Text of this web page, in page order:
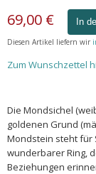
69,00 € In
Diesen Artikel liefern wir
Zum Wunschzettel
Die Mondsichel
goldenen Grund
Mondstein steht für
wunderbarer Ring,
Beziehungen